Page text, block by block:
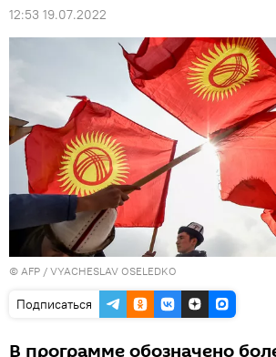
12:53 19.07.2022
© AFP / VYACHESLAV OSELEDKO
Подписаться
В программе обозначено